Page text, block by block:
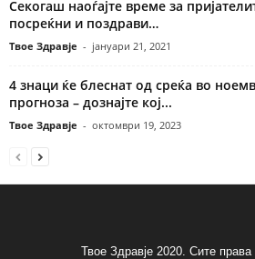
Секогаш наоѓајте време за
посреќни и поздрави…
Твое Здравје - јануари 21, 2021
4 знаци ќе блеснат од среќа во
прогноза – дознајте кој...
Твое Здравје - октомври 19, 2023
Твое Здравје 2020. Сите права